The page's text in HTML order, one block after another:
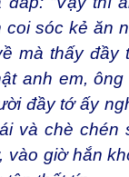
Chúa
“Vậy thì
sóc kẻ ăn
mà thấy
anh em,
đầy tớ ấy
và chè